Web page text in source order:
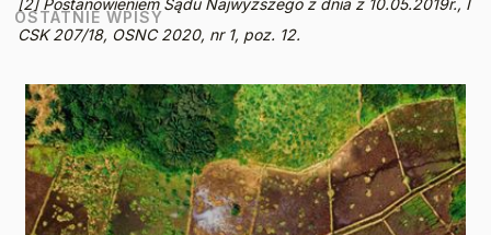
[2] Postanowieniem Sądu Najwyższego z dnia z 10.05.2019r., I
CSK 207/18, OSNC 2020, nr 1, poz. 12.
OSTATNIE WPISY